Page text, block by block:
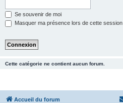
Se souvenir de moi
Masquer ma présence lors de cette session
Cette catégorie ne contient aucun forum.
Accueil du forum